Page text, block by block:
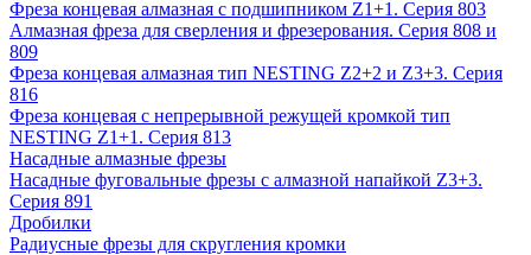
Фреза концевая алмазная с подшипником Z1+1. Серия 803
Алмазная фреза для сверления и фрезерования. Серия 808 и
809
Фреза концевая алмазная тип NESTING Z2+2 и Z3+3. Серия
816
Фреза концевая с непрерывной режущей кромкой тип
NESTING Z1+1. Серия 813
Насадные алмазные фрезы
Насадные фуговальные фрезы с алмазной напайкой Z3+3.
Серия 891
Дробилки
Радиусные фрезы для скругления кромки